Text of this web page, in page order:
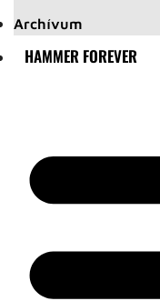
Archívum
HAMMER FOREVER